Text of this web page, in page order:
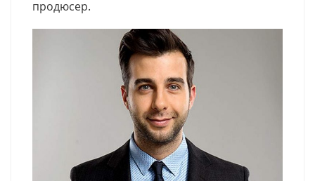
продюсер.